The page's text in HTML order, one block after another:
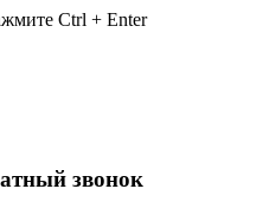
Ctrl + Enter
звонок